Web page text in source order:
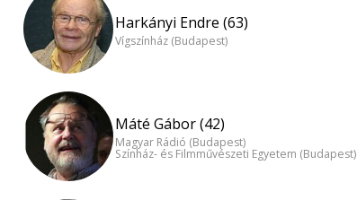
Harkányi Endre (63)
Vígszínház (Budapest)
Máté Gábor (42)
Magyar Rádió (Budapest)
Színház- és Filmművészeti Egyetem (Budapest)